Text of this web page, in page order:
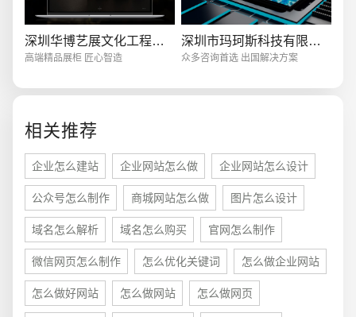
深圳华博艺展文化工程有限公司
高端精品展柜 匠心智造
深圳市玛珂斯科技有限公司
众多咨询首选 出国解决方案
相关推荐
企业怎么建站 企业网站怎么做 企业网站怎么设计
公众号怎么制作 商城网站怎么做 图片怎么设计
域名怎么解析 域名怎么购买 官网怎么制作
微信网页怎么制作 怎么优化关键词 怎么做企业网站
怎么做好网站 怎么做网站 怎么做网页
创意品牌型网站 · 标准企业官网建设 · 外贸网
电商及系统平台开发 · 微信小程序开发 ·